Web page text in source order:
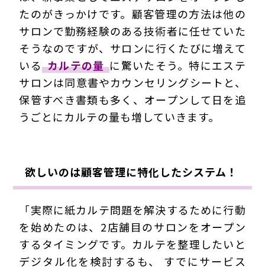
たのがきっかけです。顧客管理の方法は他の
サロンで勤務経験のある技術者に任せていた
そうなのですが、サロンに行くたびに増えて
いる カルテの量 に驚いたそう。特にエステ
サロンは同意書やカウンセリングシートと、
保管すべき書類も多く、オープンして日を追
うごとにカルテの量も増していきます。
欲しいのは顧客管理に特化したシステム！
「実際に紙カルテ問題を解決するために行動
を始めたのは、2店舗目のサロンをオープン
するタイミングです。カルテを整理したいと
デジタル化を検討するも、 すでにサービス